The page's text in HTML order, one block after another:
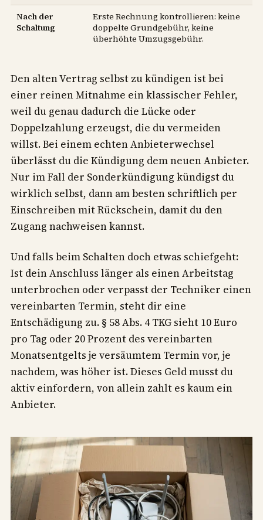
Nach der
Schaltung
Erste Rechnung kontrollieren: keine
doppelte Grundgebühr, keine
überhöhte Umzugsgebühr.
Den alten Vertrag selbst zu kündigen ist bei
einer reinen Mitnahme ein klassischer Fehler,
weil du genau dadurch die Lücke oder
Doppelzahlung erzeugst, die du vermeiden
willst. Bei einem echten Anbieterwechsel
überlässt du die Kündigung dem neuen Anbieter.
Nur im Fall der Sonderkündigung kündigst du
wirklich selbst, dann am besten schriftlich per
Einschreiben mit Rückschein, damit du den
Zugang nachweisen kannst.
Und falls beim Schalten doch etwas schiefgeht:
Ist dein Anschluss länger als einen Arbeitstag
unterbrochen oder verpasst der Techniker einen
vereinbarten Termin, steht dir eine
Entschädigung zu. § 58 Abs. 4 TKG sieht 10 Euro
pro Tag oder 20 Prozent des vereinbarten
Monatsentgelts je versäumtem Termin vor, je
nachdem, was höher ist. Dieses Geld musst du
aktiv einfordern, von allein zahlt es kaum ein
Anbieter.